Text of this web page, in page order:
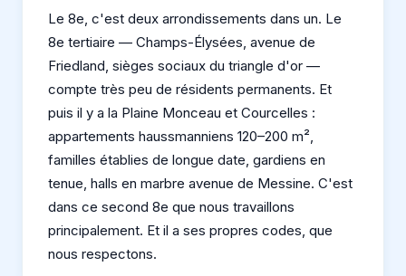
Le 8e, c'est deux arrondissements dans un. Le
8e tertiaire — Champs-Élysées, avenue de
Friedland, sièges sociaux du triangle d'or —
compte très peu de résidents permanents. Et
puis il y a la Plaine Monceau et Courcelles :
appartements haussmanniens 120–200 m²,
familles établies de longue date, gardiens en
tenue, halls en marbre avenue de Messine. C'est
dans ce second 8e que nous travaillons
principalement. Et il a ses propres codes, que
nous respectons.